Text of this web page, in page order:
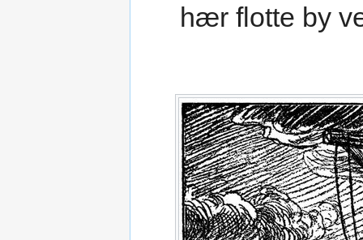
hær flotte by